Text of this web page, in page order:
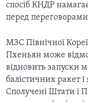
спосіб КНДР
перед
МЗС Північної
Пхеньян може
відновить запуски
балістичних ракет
Сполучені Штати і